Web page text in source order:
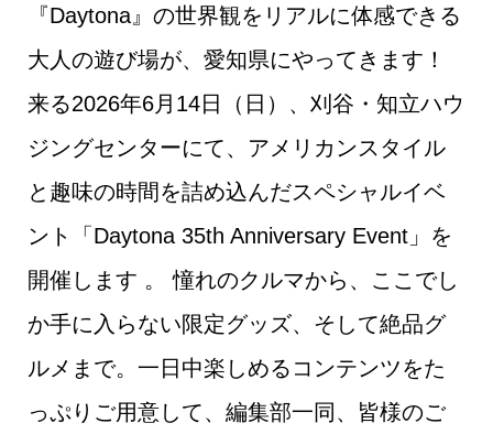
『Daytona』の世界観をリアルに体感できる
大人の遊び場が、愛知県にやってきます！
来る2026年6月14日（日）、刈谷・知立ハウ
ジングセンターにて、アメリカンスタイル
と趣味の時間を詰め込んだスペシャルイベ
ント「Daytona 35th Anniversary Event」を
開催します 。 憧れのクルマから、ここでし
か手に入らない限定グッズ、そして絶品グ
ルメまで。一日中楽しめるコンテンツをた
っぷりご用意して、編集部一同、皆様のご